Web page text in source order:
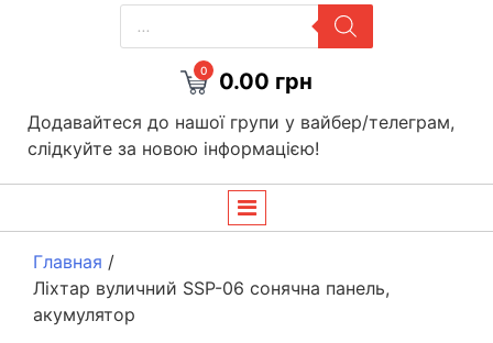
PRODUCTS
SEARCH
0 0.00 грн
Додавайтеся до нашої групи у вайбер/телеграм,
слідкуйте за новою інформацією!
Главная /
Ліхтар вуличний SSP-06 сонячна панель,
акумулятор